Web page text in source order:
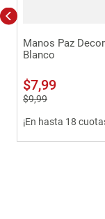
Manos Paz
Blanco
$7,99
$9,99
¡En hasta 18